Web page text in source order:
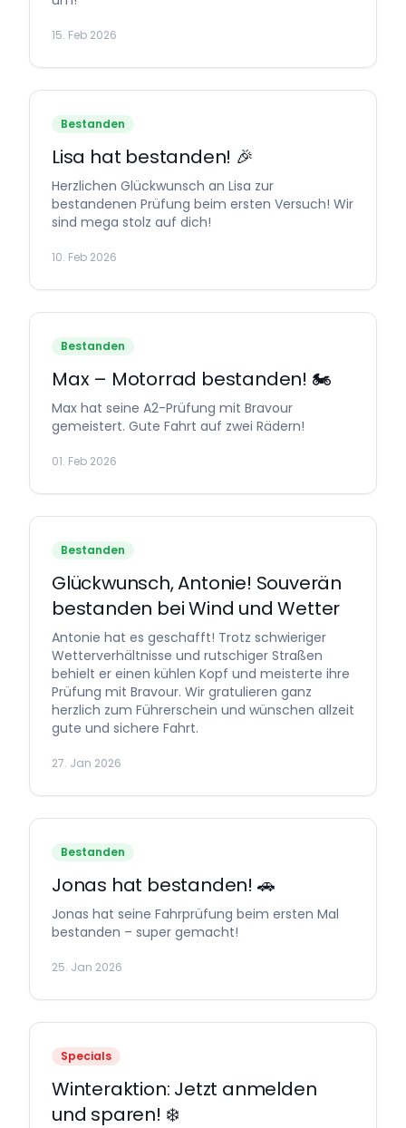
15. Feb 2026
Bestanden
Lisa hat bestanden! 🎉
Herzlichen Glückwunsch an Lisa zur
bestandenen Prüfung beim ersten Versuch! Wir
sind mega stolz auf dich!
10. Feb 2026
Bestanden
Max – Motorrad bestanden! 🏍️
Max hat seine A2-Prüfung mit Bravour
gemeistert. Gute Fahrt auf zwei Rädern!
01. Feb 2026
Bestanden
Glückwunsch, Antonie! Souverän
bestanden bei Wind und Wetter
Antonie hat es geschafft! Trotz schwieriger
Wetterverhältnisse und rutschiger Straßen
behielt er einen kühlen Kopf und meisterte ihre
Prüfung mit Bravour. Wir gratulieren ganz
herzlich zum Führerschein und wünschen allzeit
gute und sichere Fahrt.
27. Jan 2026
Bestanden
Jonas hat bestanden! 🚗
Jonas hat seine Fahrprüfung beim ersten Mal
bestanden – super gemacht!
25. Jan 2026
Specials
Winteraktion: Jetzt anmelden
und sparen! ❄️